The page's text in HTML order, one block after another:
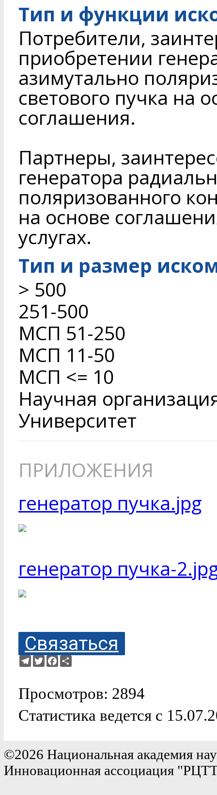
Тип и функции
Потребители,
приобретении
азимутально
светового пучка на
соглашения.
Партнеры,
генератора
поляризованного
на основе
услугах.
Тип и размер
> 500
251-500
МСП 51-250
МСП 11-50
МСП <= 10
Научная
Университет
ПРИЛОЖЕНИЯ
генератор пучка.jpg
генератор пучка-
Связаться
Telegram
TwitterFacebook
Просмотров: 2894
Статистика ведется с
©2026 Национальная академия
Инновационная ассоциация